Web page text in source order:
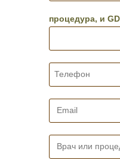
*процедура, и
Т
е
о
н
E
i
*
В